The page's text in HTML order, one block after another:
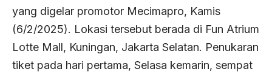
yang digelar promotor Mecimapro, Kamis
(6/2/2025). Lokasi tersebut berada di Fun Atrium
Lotte Mall, Kuningan, Jakarta Selatan. Penukaran
tiket pada hari pertama, Selasa kemarin, sempat